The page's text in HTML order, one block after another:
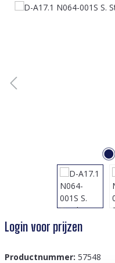
Afbeeldingengalerij overslaan
Login voor prijzen
Productnummer: 57548